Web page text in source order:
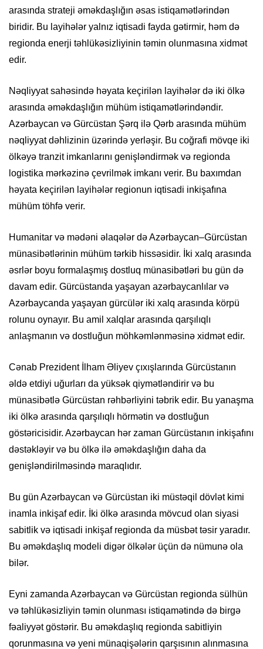
arasında strateji əməkdaşlığın əsas istiqamətlərindən
biridir. Bu layihələr yalnız iqtisadi fayda gətirmir, həm də
regionda enerji təhlükəsizliyinin təmin olunmasına xidmət
edir.
Nəqliyyat sahəsində həyata keçirilən layihələr də iki ölkə
arasında əməkdaşlığın mühüm istiqamətlərindəndir.
Azərbaycan və Gürcüstan Şərq ilə Qərb arasında mühüm
nəqliyyat dəhlizinin üzərində yerləşir. Bu coğrafi mövqe iki
ölkəyə tranzit imkanlarını genişləndirmək və regionda
logistika mərkəzinə çevrilmək imkanı verir. Bu baxımdan
həyata keçirilən layihələr regionun iqtisadi inkişafına
mühüm töhfə verir.
Humanitar və mədəni əlaqələr də Azərbaycan–Gürcüstan
münasibətlərinin mühüm tərkib hissəsidir. İki xalq arasında
əsrlər boyu formalaşmış dostluq münasibətləri bu gün də
davam edir. Gürcüstanda yaşayan azərbaycanlılar və
Azərbaycanda yaşayan gürcülər iki xalq arasında körpü
rolunu oynayır. Bu amil xalqlar arasında qarşılıqlı
anlaşmanın və dostluğun möhkəmlənməsinə xidmət edir.
Cənab Prezident İlham Əliyev çıxışlarında Gürcüstanın
əldə etdiyi uğurları da yüksək qiymətləndirir və bu
münasibətlə Gürcüstan rəhbərliyini təbrik edir. Bu yanaşma
iki ölkə arasında qarşılıqlı hörmətin və dostluğun
göstəricisidir. Azərbaycan hər zaman Gürcüstanın inkişafını
dəstəkləyir və bu ölkə ilə əməkdaşlığın daha da
genişləndirilməsində maraqlıdır.
Bu gün Azərbaycan və Gürcüstan iki müstəqil dövlət kimi
inamla inkişaf edir. İki ölkə arasında mövcud olan siyasi
sabitlik və iqtisadi inkişaf regionda da müsbət təsir yaradır.
Bu əməkdaşlıq modeli digər ölkələr üçün də nümunə ola
bilər.
Eyni zamanda Azərbaycan və Gürcüstan regionda sülhün
və təhlükəsizliyin təmin olunması istiqamətində də birgə
fəaliyyət göstərir. Bu əməkdaşlıq regionda sabitliyin
qorunmasına və yeni münaqişələrin qarşısının alınmasına